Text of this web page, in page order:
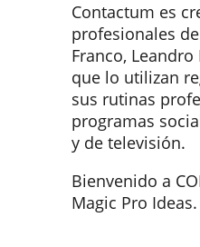
Contactum es
profesionales
Franco, Leandro
que lo utilizan
sus rutinas
programas
y de televisión.
Bienvenido a
Magic Pro Ideas.